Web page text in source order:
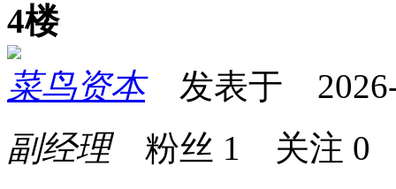
4楼
菜鸟资本发表于 2026-
副经理粉丝 1 关注 0